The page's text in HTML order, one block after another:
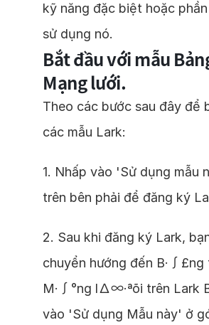
kỹ năng đặc biệt hoặc
sử dụng nó.
Bắt đầu với mẫu
Mạng lưới.
Theo các bước sau đây để
các mẫu Lark:
1. Nhấp vào 'Sử dụng mẫu
trên bên phải để đăng ký
2. Sau khi đăng ký Lark,
chuyển hướng đến
M·∫°ng l∆∞·ªõi trên Lark
vào 'Sử dụng Mẫu này' ở